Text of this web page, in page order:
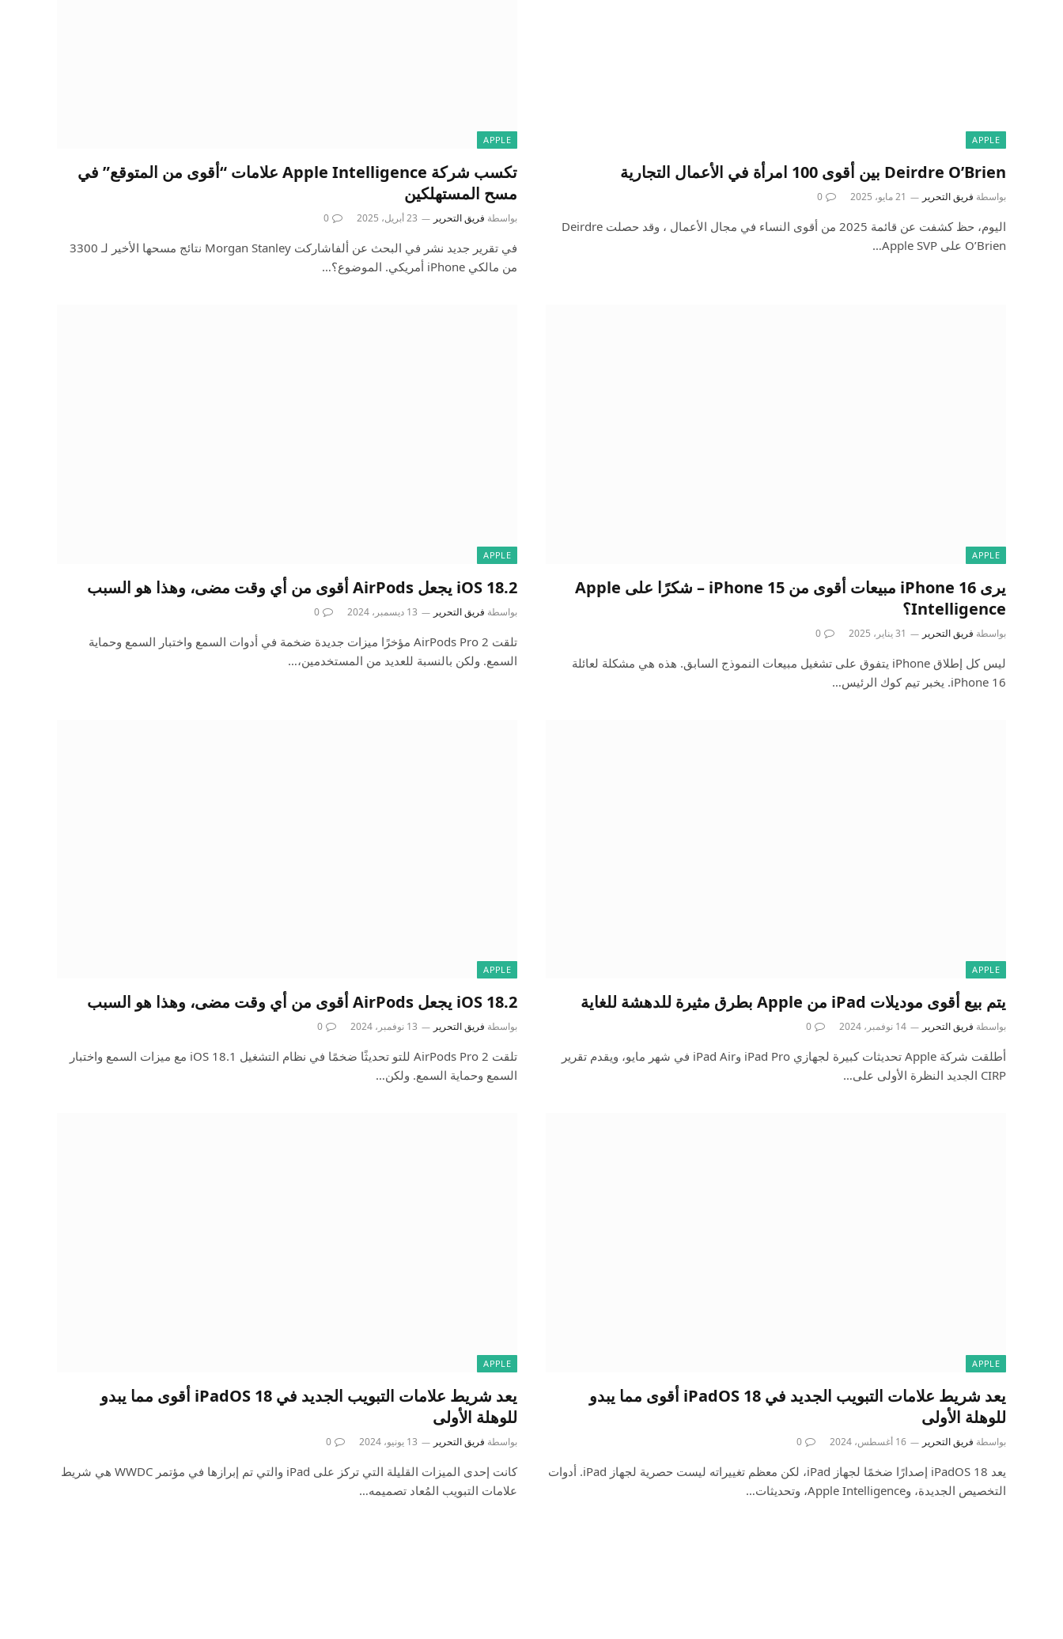
APPLE
Deirdre O’Brien بين أقوى 100 امرأة في الأعمال التجارية
بواسطة فريق التحرير 21 مايو، 2025 0
اليوم، حظ كشفت عن قائمة 2025 من أقوى النساء في مجال الأعمال ، وقد حصلت Deirdre
O’Brien على Apple SVP…
APPLE
تكسب شركة Apple Intelligence علامات “أقوى من المتوقع” في
مسح المستهلكين
بواسطة فريق التحرير 23 أبريل، 2025 0
في تقرير جديد نشر في البحث عن ألفاشاركت Morgan Stanley نتائج مسحها الأخير لـ 3300
من مالكي iPhone أمريكي. الموضوع؟…
APPLE
يرى iPhone 16 مبيعات أقوى من iPhone 15 – شكرًا على Apple
Intelligence؟
بواسطة فريق التحرير 31 يناير، 2025 0
ليس كل إطلاق iPhone يتفوق على تشغيل مبيعات النموذج السابق. هذه هي مشكلة لعائلة
iPhone 16. يخبر تيم كوك الرئيس…
APPLE
iOS 18.2 يجعل AirPods أقوى من أي وقت مضى، وهذا هو السبب
بواسطة فريق التحرير 13 ديسمبر، 2024 0
تلقت AirPods Pro 2 مؤخرًا ميزات جديدة ضخمة في أدوات السمع واختبار السمع وحماية
السمع. ولكن بالنسبة للعديد من المستخدمين،…
APPLE
يتم بيع أقوى موديلات iPad من Apple بطرق مثيرة للدهشة للغاية
بواسطة فريق التحرير 14 نوفمبر، 2024 0
أطلقت شركة Apple تحديثات كبيرة لجهازي iPad Pro وiPad Air في شهر مايو، ويقدم تقرير
CIRP الجديد النظرة الأولى على…
APPLE
iOS 18.2 يجعل AirPods أقوى من أي وقت مضى، وهذا هو السبب
بواسطة فريق التحرير 13 نوفمبر، 2024 0
تلقت AirPods Pro 2 للتو تحديثًا ضخمًا في نظام التشغيل iOS 18.1 مع ميزات السمع واختبار
السمع وحماية السمع. ولكن…
APPLE
يعد شريط علامات التبويب الجديد في iPadOS 18 أقوى مما يبدو
للوهلة الأولى
بواسطة فريق التحرير 16 أغسطس، 2024 0
يعد iPadOS 18 إصدارًا ضخمًا لجهاز iPad، لكن معظم تغييراته ليست حصرية لجهاز iPad. أدوات
التخصيص الجديدة، وApple Intelligence، وتحديثات…
APPLE
يعد شريط علامات التبويب الجديد في iPadOS 18 أقوى مما يبدو
للوهلة الأولى
بواسطة فريق التحرير 13 يونيو، 2024 0
كانت إحدى الميزات القليلة التي تركز على iPad والتي تم إبرازها في مؤتمر WWDC هي شريط
علامات التبويب المُعاد تصميمه…